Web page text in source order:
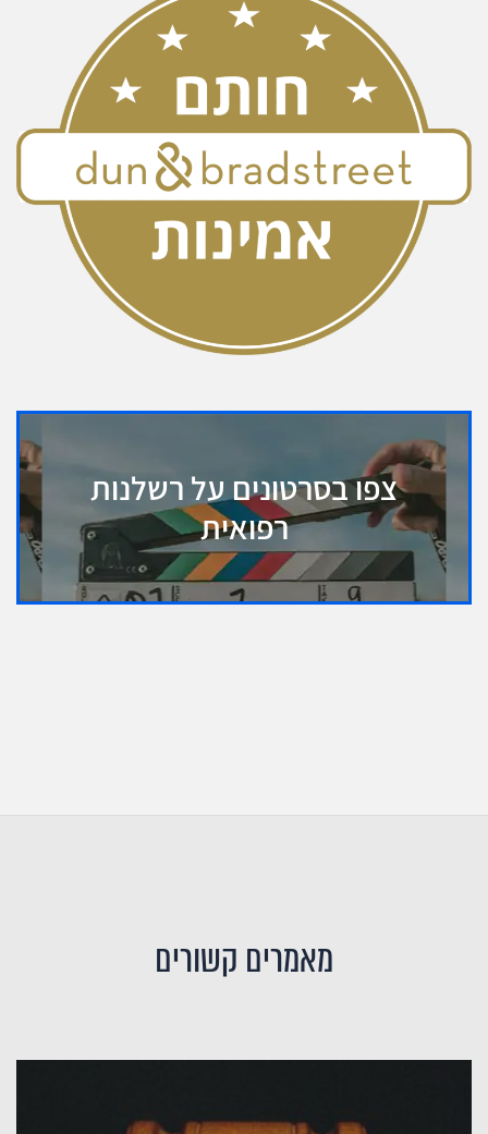
צפו בסרטונים על רשלנות
רפואית
מאמרים קשורים